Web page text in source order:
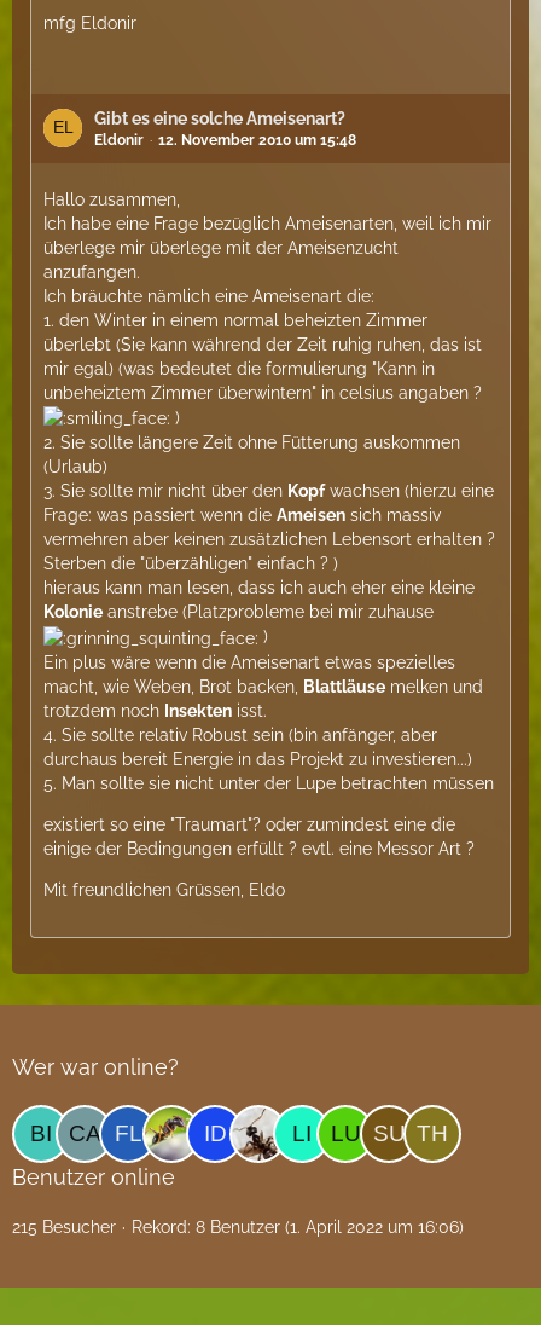
mfg Eldonir
Gibt es eine solche Ameisenart?
Eldonir 12. November 2010 um 15:48
Hallo zusammen,
Ich habe eine Frage bezüglich Ameisenarten, weil ich mir
überlege mir überlege mit der Ameisenzucht
anzufangen.
Ich bräuchte nämlich eine Ameisenart die:
1. den Winter in einem normal beheizten Zimmer
überlebt (Sie kann während der Zeit ruhig ruhen, das ist
mir egal) (was bedeutet die formulierung "Kann in
unbeheiztem Zimmer überwintern" in celsius angaben ?
)
2. Sie sollte längere Zeit ohne Fütterung auskommen
(Urlaub)
3. Sie sollte mir nicht über den Kopfwachsen (hierzu eine
Frage: was passiert wenn die Ameisen sich massiv
vermehren aber keinen zusätzlichen Lebensort erhalten ?
Sterben die "überzähligen" einfach ? )
hieraus kann man lesen, dass ich auch eher eine kleine
Kolonie anstrebe (Platzprobleme bei mir zuhause
)
Ein plus wäre wenn die Ameisenart etwas spezielles
macht, wie Weben, Brot backen, Blattläuse melken und
trotzdem noch Insekten isst.
4. Sie sollte relativ Robust sein (bin anfänger, aber
durchaus bereit Energie in das Projekt zu investieren...)
5. Man sollte sie nicht unter der Lupe betrachten müssen
existiert so eine "Traumart"? oder zumindest eine die
einige der Bedingungen erfüllt ? evtl. eine Messor Art ?
Mit freundlichen Grüssen, Eldo
Wer war online?
Benutzer online
215 Besucher Rekord: 8 Benutzer (1. April 2022 um 16:06)